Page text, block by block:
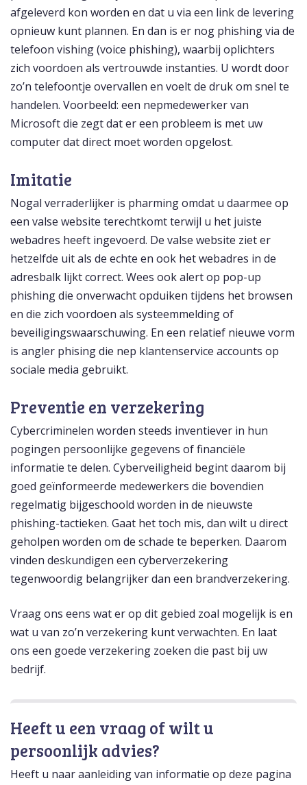
afgeleverd kon worden en dat u via een link de levering
opnieuw kunt plannen. En dan is er nog phishing via de
telefoon vishing (voice phishing), waarbij oplichters
zich voordoen als vertrouwde instanties. U wordt door
zo’n telefoontje overvallen en voelt de druk om snel te
handelen. Voorbeeld: een nepmedewerker van
Microsoft die zegt dat er een probleem is met uw
computer dat direct moet worden opgelost.
Imitatie
Nogal verraderlijker is pharming omdat u daarmee op
een valse website terechtkomt terwijl u het juiste
webadres heeft ingevoerd. De valse website ziet er
hetzelfde uit als de echte en ook het webadres in de
adresbalk lijkt correct. Wees ook alert op pop-up
phishing die onverwacht opduiken tijdens het browsen
en die zich voordoen als systeemmelding of
beveiligingswaarschuwing. En een relatief nieuwe vorm
is angler phising die nep klantenservice accounts op
sociale media gebruikt.
Preventie en verzekering
Cybercriminelen worden steeds inventiever in hun
pogingen persoonlijke gegevens of financiële
informatie te delen. Cyberveiligheid begint daarom bij
goed geïnformeerde medewerkers die bovendien
regelmatig bijgeschoold worden in de nieuwste
phishing-tactieken. Gaat het toch mis, dan wilt u direct
geholpen worden om de schade te beperken. Daarom
vinden deskundigen een cyberverzekering
tegenwoordig belangrijker dan een brandverzekering.
Vraag ons eens wat er op dit gebied zoal mogelijk is en
wat u van zo’n verzekering kunt verwachten. En laat
ons een goede verzekering zoeken die past bij uw
bedrijf.
Heeft u een vraag of wilt u
persoonlijk advies?
Heeft u naar aanleiding van informatie op deze pagina